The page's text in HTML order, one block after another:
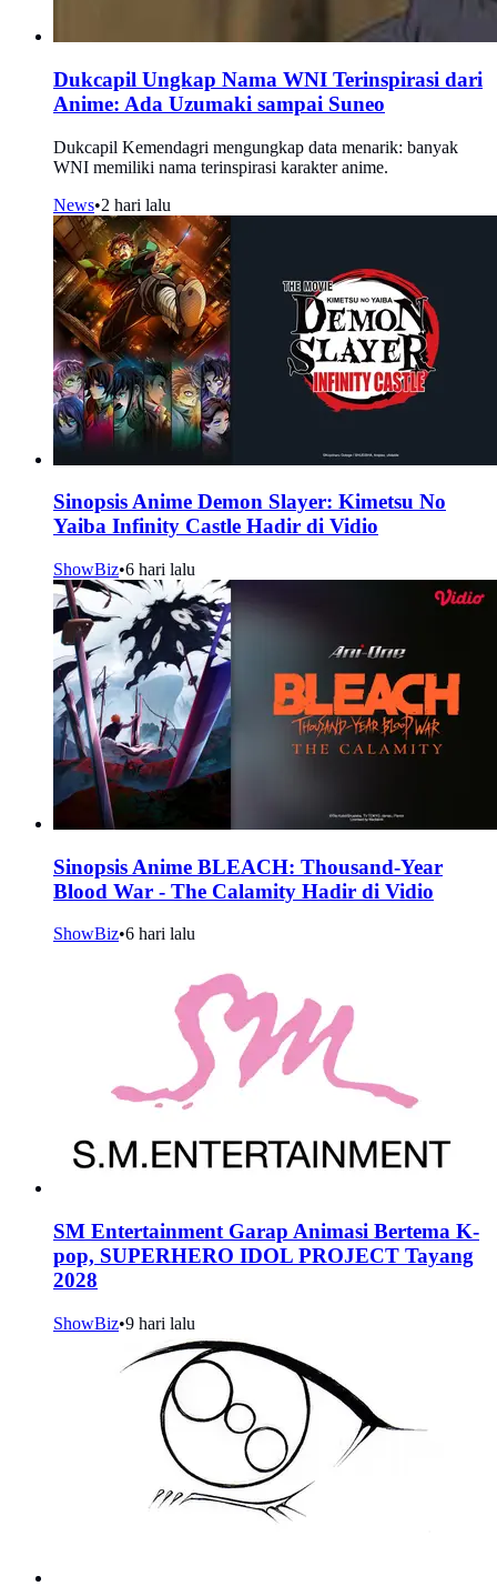
Dukcapil Ungkap Nama WNI Terinspirasi dari
Anime: Ada Uzumaki sampai Suneo
Dukcapil Kemendagri mengungkap data menarik: banyak
WNI memiliki nama terinspirasi karakter anime.
News•2 hari lalu
Sinopsis Anime Demon Slayer: Kimetsu No
Yaiba Infinity Castle Hadir di Vidio
ShowBiz•6 hari lalu
Sinopsis Anime BLEACH: Thousand-Year
Blood War - The Calamity Hadir di Vidio
ShowBiz•6 hari lalu
SM Entertainment Garap Animasi Bertema K-
pop, SUPERHERO IDOL PROJECT Tayang
2028
ShowBiz•9 hari lalu